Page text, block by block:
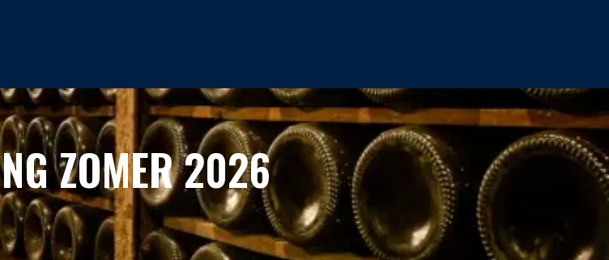
ZOMER 2026